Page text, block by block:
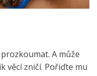
A může
věcí zničí. Pořiďte mu